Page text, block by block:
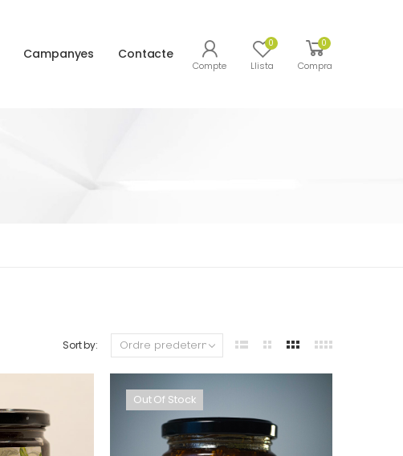
Campanyes Contacte
Compte
0
Llista
0
Compra
Sort by:
Out Of Stock